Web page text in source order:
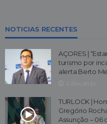
NOTICIAS RECENTES
AÇORES |
turismo por
alerta Berto
TURLOCK |
Gregório
Assunção – 06